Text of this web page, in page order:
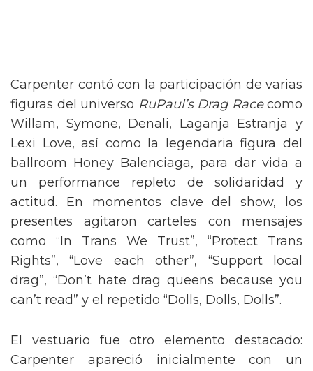
Carpenter contó con la participación de varias
figuras del universo RuPaul’s Drag Racecomo
Willam, Symone, Denali, Laganja Estranja y
Lexi Love, así como la legendaria figura del
ballroom Honey Balenciaga, para dar vida a
un performance repleto de solidaridad y
actitud. En momentos clave del show, los
presentes agitaron carteles con mensajes
como “In Trans We Trust”, “Protect Trans
Rights”, “Love each other”, “Support local
drag”, “Don’t hate drag queens because you
can’t read” y el repetido “Dolls, Dolls, Dolls”.
El vestuario fue otro elemento destacado:
Carpenter apareció inicialmente con un